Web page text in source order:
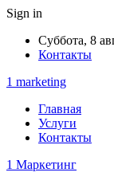
Sign in
Суббота, 8
Контакты
1 marketing
Главная
Услуги
Контакты
1 Маркетинг